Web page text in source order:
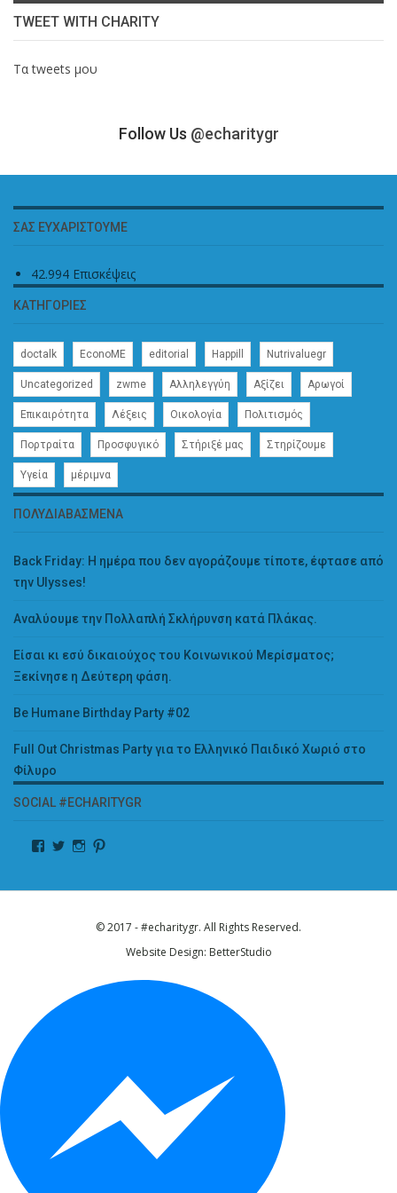
TWEET WITH CHARITY
Τα tweets μου
Follow Us @echaritygr
ΣΑΣ ΕΥΧΑΡΙΣΤΟΎΜΕ
42.994 Επισκέψεις
ΚΑΤΗΓΟΡΊΕΣ
doctalk EconoME editorial Happill Nutrivaluegr
Uncategorized zwme Αλληλεγγύη Αξίζει Αρωγοί
Επικαιρότητα Λέξεις Οικολογία Πολιτισμός
Πορτραίτα Προσφυγικό Στήριξέ μας Στηρίζουμε
Υγεία μέριμνα
ΠΟΛΥΔΙΑΒΑΣΜΈΝΑ
Back Friday: H ημέρα που δεν αγοράζουμε τίποτε, έφτασε από
την Ulysses!
Αναλύουμε την Πολλαπλή Σκλήρυνση κατά Πλάκας.
Είσαι κι εσύ δικαιούχος του Κοινωνικού Μερίσματος;
Ξεκίνησε η Δεύτερη φάση.
Be Humane Birthday Party #02
Full Out Christmas Party για το Ελληνικό Παιδικό Χωριό στο
Φίλυρο
SOCIAL #ECHARITYGR
© 2017 - #echaritygr. All Rights Reserved.
Website Design: BetterStudio